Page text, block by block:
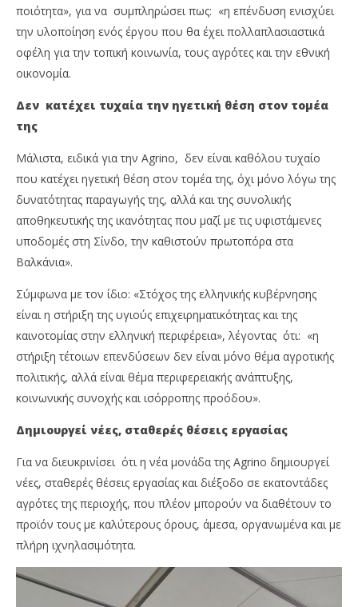
ποιότητα», για να συμπληρώσει πως: «η επένδυση ενισχύει
την υλοποίηση ενός έργου που θα έχει πολλαπλασιαστικά
οφέλη για την τοπική κοινωνία, τους αγρότες και την εθνική
οικονομία.
Δεν κατέχει τυχαία την ηγετική θέση στον τομέα
της
Μάλιστα, ειδικά για την Agrino, δεν είναι καθόλου τυχαίο
που κατέχει ηγετική θέση στον τομέα της, όχι μόνο λόγω της
δυνατότητας παραγωγής της, αλλά και της συνολικής
αποθηκευτικής της ικανότητας που μαζί με τις υφιστάμενες
υποδομές στη Σίνδο, την καθιστούν πρωτοπόρα στα
Βαλκάνια».
Σύμφωνα με τον ίδιο: «Στόχος της ελληνικής κυβέρνησης
είναι η στήριξη της υγιούς επιχειρηματικότητας και της
καινοτομίας στην ελληνική περιφέρεια», λέγοντας ότι: «η
στήριξη τέτοιων επενδύσεων δεν είναι μόνο θέμα αγροτικής
πολιτικής, αλλά είναι θέμα περιφερειακής ανάπτυξης,
κοινωνικής συνοχής και ισόρροπης προόδου».
Δημιουργεί νέες, σταθερές θέσεις εργασίας
Για να διευκρινίσει ότι η νέα μονάδα της Agrino δημιουργεί
νέες, σταθερές θέσεις εργασίας και διέξοδο σε εκατοντάδες
αγρότες της περιοχής, που πλέον μπορούν να διαθέτουν το
προϊόν τους με καλύτερους όρους, άμεσα, οργανωμένα και με
πλήρη ιχνηλασιμότητα.